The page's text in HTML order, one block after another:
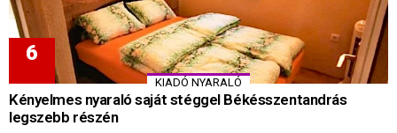
KIADÓ NYARALÓ
Kényelmes nyaraló saját stéggel Békésszentandrás
legszebb részén